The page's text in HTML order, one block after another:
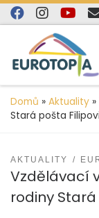
content
Skip to
Domů » Aktuality »
Stará pošta
AKTUALITY
Vzdělávací
rodiny